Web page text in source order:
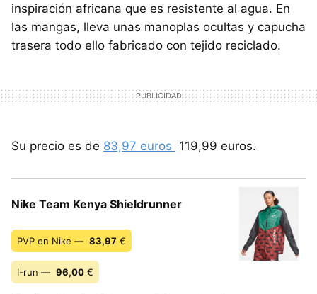
inspiración africana que es resistente al agua. En
las mangas, lleva unas manoplas ocultas y capucha
trasera todo ello fabricado con tejido reciclado.
Su precio es de 83,97 euros 119,99 euros.
Nike Team Kenya Shieldrunner
PVP en Nike — 83,97 €
I-run — 96,00 €